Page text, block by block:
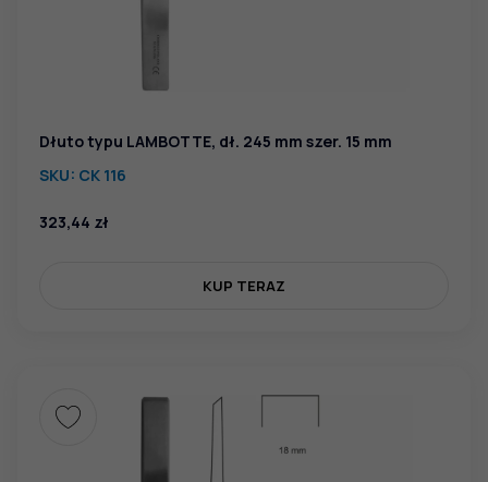
Dłuto typu LAMBOTTE, dł. 245 mm szer. 15 mm
SKU: CK 116
323,44 zł
KUP TERAZ